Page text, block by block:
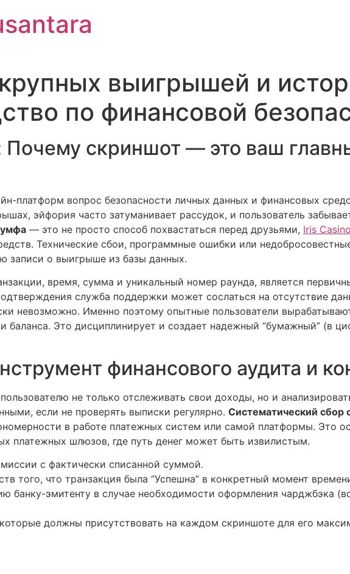
выигрышей и
по финансовой
Почему скриншот — это ваш
платформ вопрос безопасности личных данных и финансовых
эйфория часто затуманивает рассудок, и пользователь
— это не просто способ похвастаться перед друзьями, Iris Casino
Технические сбои, программные ошибки или
записи о выигрыше из базы данных.
время, сумма и уникальный номер раунда, является
служба поддержки может сослаться на отсутствие
невозможно. Именно поэтому опытные пользователи
баланса. Это дисциплинирует и создает надежный “бумажный” (в
финансового аудита и
не только отслеживать свои доходы, но и
если не проверять выписки регулярно. Систематический сбор
в работе платежных систем или самой платформы. Это
платежных шлюзов, где путь денег может быть извилистым.
с фактически списанной суммой.
того, что транзакция была “Успешна” в конкретный момент
банку-эмитенту в случае необходимости оформления чарджбэка
должны присутствовать на каждом скриншоте для его